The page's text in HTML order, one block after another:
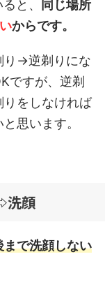
と、
同じ場所
からです。
り→逆剃りにな
ですが、逆剃
りをしなければ
思います。
洗顔
まで洗顔しない